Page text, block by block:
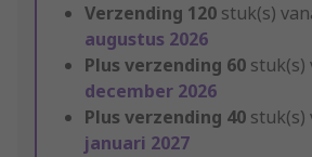
Verzending 120 stuk(s)
augustus 2026
Plus verzending 60 stuk(s)
december 2026
Plus verzending 40 stuk(s)
januari 2027